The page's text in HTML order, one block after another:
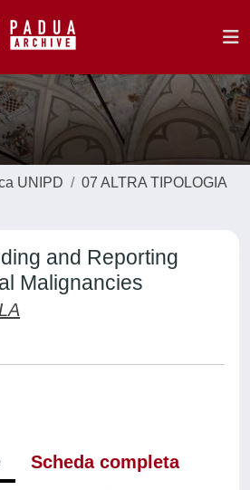
UNIPD
07 ALTRA TIPOLOGIA
and Reporting
Malignancies
Scheda completa